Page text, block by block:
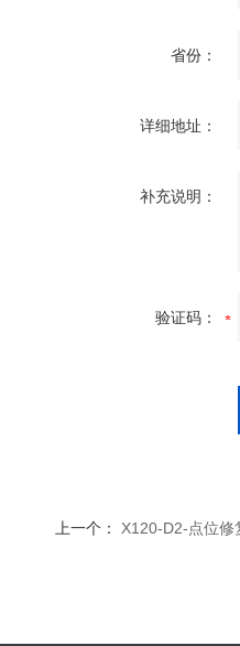
省份：
详细地址：
补充说明：
验证码：
上一个： X120-D2-点位修